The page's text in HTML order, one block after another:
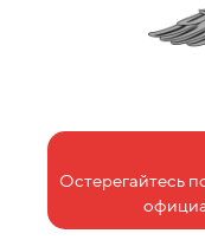
Остерегайтесь